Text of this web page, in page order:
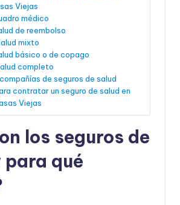
Viejas
médico
de reembolso
mixto
básico o de copago
completo
de seguros de salud
contratar un seguro de salud en
Viejas
los seguros de
para qué